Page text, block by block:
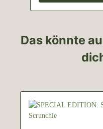
Das könnte